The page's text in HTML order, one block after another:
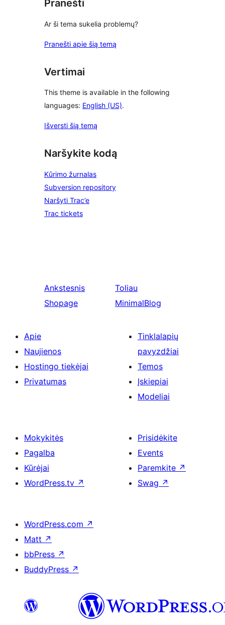
Pranešti
Ar ši tema sukelia problemų?
Pranešti apie šią temą
Vertimai
This theme is available in the following
languages: English (US).
Išversti šią temą
Naršykite kodą
Kūrimo žurnalas
Subversion repository
Naršyti Trac’e
Trac tickets
Ankstesnis
Shopage
Toliau
MinimalBlog
Apie
Naujienos
Hostingo tiekėjai
Privatumas
Tinklalapių
pavyzdžiai
Temos
Įskiepiai
Modeliai
Mokykitės
Pagalba
Kūrėjai
WordPress.tv ↗
Prisidėkite
Events
Paremkite ↗
Swag ↗
WordPress.com ↗
Matt ↗
bbPress ↗
BuddyPress ↗